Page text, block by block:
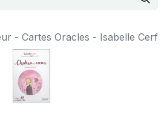
- Cartes Oracles - Isabelle Cerf